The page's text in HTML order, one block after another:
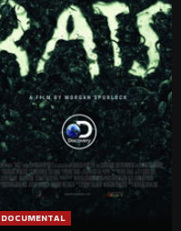
DOCUMENTAL